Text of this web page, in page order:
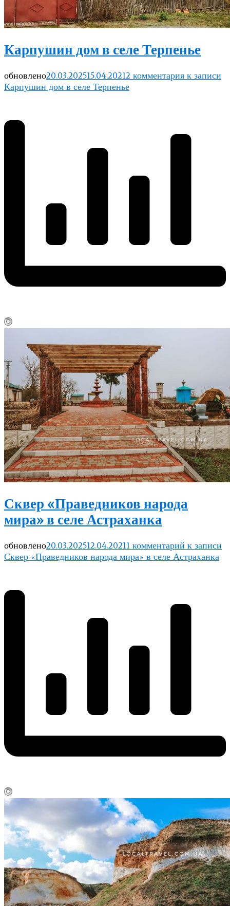
Карпушин дом в селе Терпенье
обновлено20.03.202515.04.20212 комментария к записи
Карпушин дом в селе Терпенье
Сквер «Праведников народа
мира» в селе Астраханка
обновлено20.03.202512.04.20211 комментарий к записи
Сквер «Праведников народа мира» в селе Астраханка